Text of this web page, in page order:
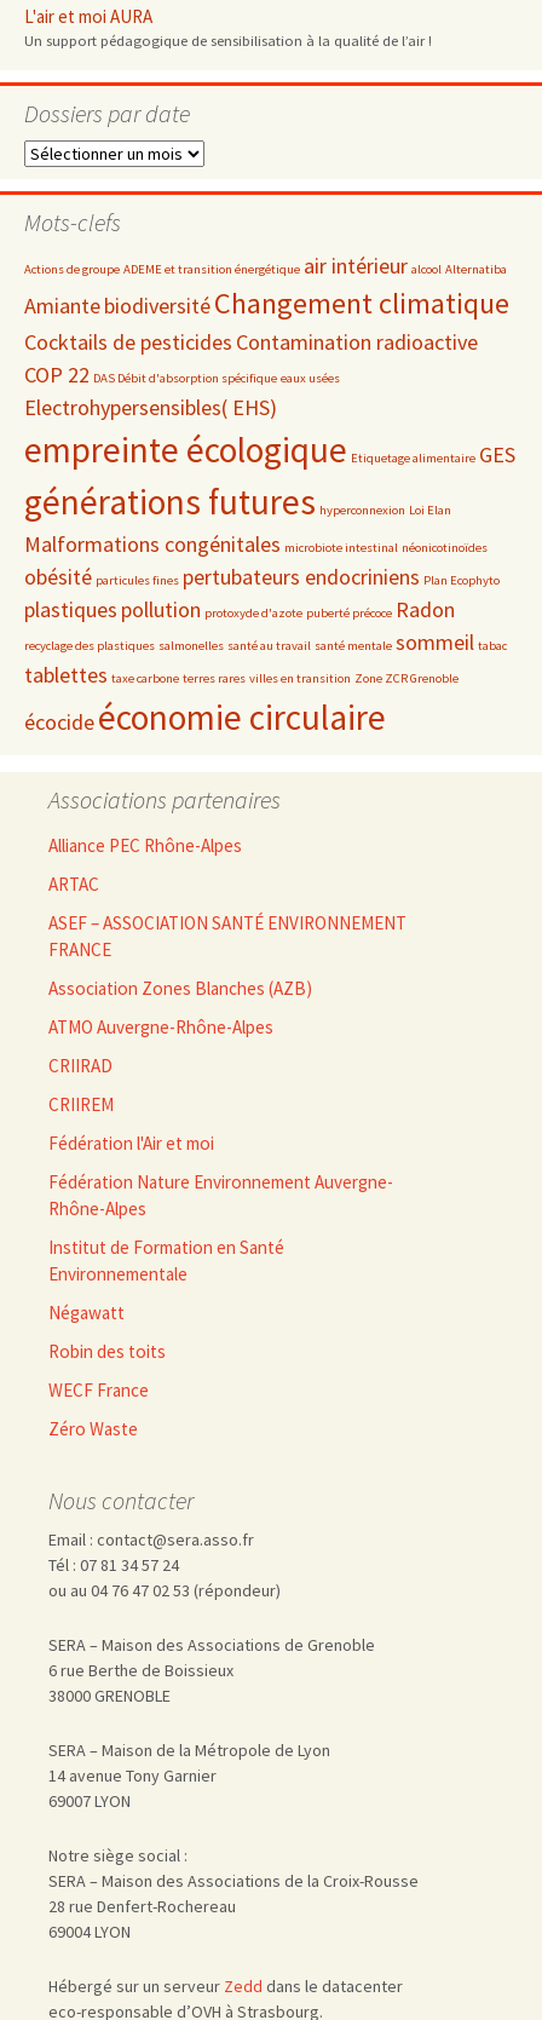
L'air et moi AURA
Un support pédagogique de sensibilisation à la qualité de l’air !
Dossiers par date
Dossiers
date
Mots-clefs
Actions de groupe ADEME et transition énergétique air intérieur alcool Alternatiba
AmiantebiodiversitéChangement climatique
Cocktails de pesticides Contamination radioactive
COP 22 DAS Débit d'absorption spécifique eaux usées
Electrohypersensibles( EHS)
empreinte écologique Etiquetage alimentaire GES
générations futures hyperconnexion Loi Elan
Malformations congénitales microbiote intestinal néonicotinoïdes
obésité particules fines pertubateurs endocriniens Plan Ecophyto
plastiques pollution protoxyde d'azote puberté précoce Radon
recyclage des plastiques salmonelles santé au travail santé mentale sommeil tabac
tablettes taxe carbone terres rares villes en transition Zone ZCR Grenoble
écocideéconomie circulaire
Associations partenaires
Alliance PEC Rhône-Alpes
ARTAC
ASEF – ASSOCIATION SANTÉ ENVIRONNEMENT
FRANCE
Association Zones Blanches (AZB)
ATMO Auvergne-Rhône-Alpes
CRIIRAD
CRIIREM
Fédération l'Air et moi
Fédération Nature Environnement Auvergne-
Rhône-Alpes
Institut de Formation en Santé
Environnementale
Négawatt
Robin des toits
WECF France
Zéro Waste
Nous contacter
Email : contact@sera.asso.fr
Tél : 07 81 34 57 24
ou au 04 76 47 02 53 (répondeur)
SERA – Maison des Associations de Grenoble
6 rue Berthe de Boissieux
38000 GRENOBLE
SERA – Maison de la Métropole de Lyon
14 avenue Tony Garnier
69007 LYON
Notre siège social :
SERA – Maison des Associations de la Croix-Rousse
28 rue Denfert-Rochereau
69004 LYON
Hébergé sur un serveur Zedd dans le datacenter
eco-responsable d’OVH à Strasbourg.